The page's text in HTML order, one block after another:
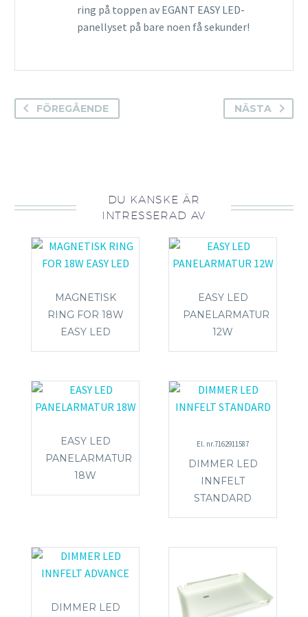
ring på toppen av EGANT EASY LED-
panellyset på bare noen få sekunder!
FÖREGÅENDE NÄSTA
DU KANSKE ÄR
INTRESSERAD AV
MAGNETISK
RING FOR 18W
EASY LED
EASY LED
PANELARMATUR
12W
EASY LED
PANELARMATUR
18W
El. nr.7162911587
DIMMER LED
INNFELT
STANDARD
DIMMER LED